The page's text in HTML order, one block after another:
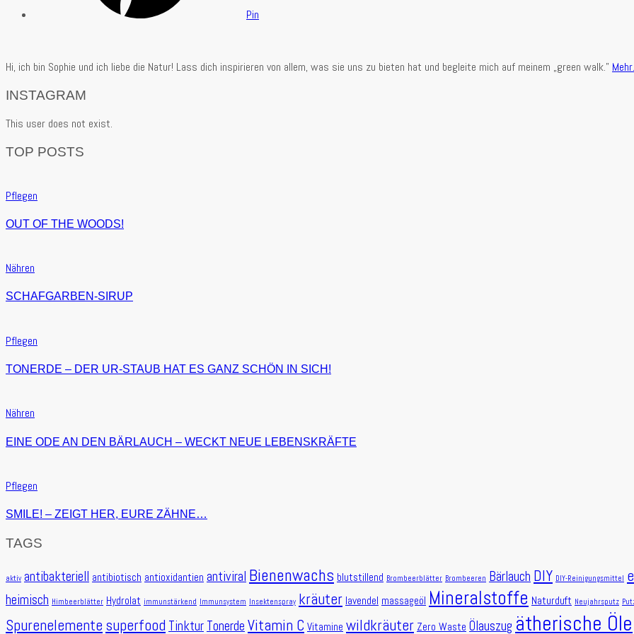
Pin
Hi, ich bin Sophie und ich liebe die Natur! Lass dich inspirieren von allem, was sie uns zu bieten hat und begleite mich auf meinem „green walk.”
INSTAGRAM
This user does not exist.
TOP POSTS
Pflegen
OUT OF THE WOODS!
Nähren
SCHAFGARBEN-SIRUP
Pflegen
TONERDE – DER UR-STAUB HAT ES GANZ SCHÖN IN SICH!
Nähren
EINE ODE AN DEN BÄRLAUCH – WECKT NEUE LEBENSKRÄFTE
Pflegen
SMILE! – ZEIGT HER, EURE ZÄHNE…
TAGS
aktiv antibakteriell antibiotisch antioxidantien antiviral Bienenwachs blutstillend Brombeerblätter Brombeeren Bärlauch DIY DIY-Reinigungsmittel
heimisch Himbeerblätter Hydrolat immunstärkend Immunsystem Insektenspray kräuter lavendel massageöl Mineralstoffe Naturduft Neujahrsputz
Spurenelemente superfood Tinktur Tonerde Vitamin C Vitamine wildkräuter Zero Waste Ölauszug ätherische Öle